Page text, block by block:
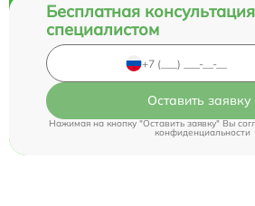
Бесплатная
специалистом
Оставить заявку
Нажимая на кнопку "Оставить заявку" Вы
конфиденциальности